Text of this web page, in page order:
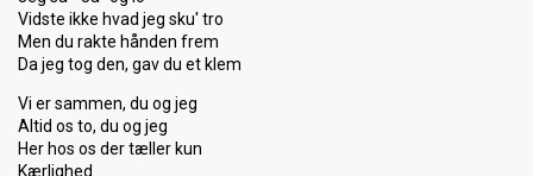
Vidste ikke hvad jeg sku' tro
Men du rakte hånden frem
Da jeg tog den, gav du et klem
Vi er sammen, du og jeg
Altid os to, du og jeg
Her hos os der tæller kun
Kærlighed